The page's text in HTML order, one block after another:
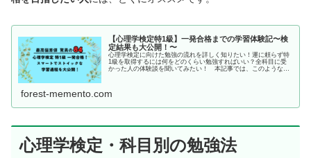
【心理学検定特1級】一発合格までの学習体験記〜検
定結果も大公開！〜
心理学検定に向けた勉強の流れを詳しく知りたい！運に頼らず特
1級を取得するには何をどのくらい勉強すればいい？全科目に受
かった人の体験談を聞いてみたい！ 本記事では、このような疑
forest-memento.com
心理学検定・科目別の勉強法